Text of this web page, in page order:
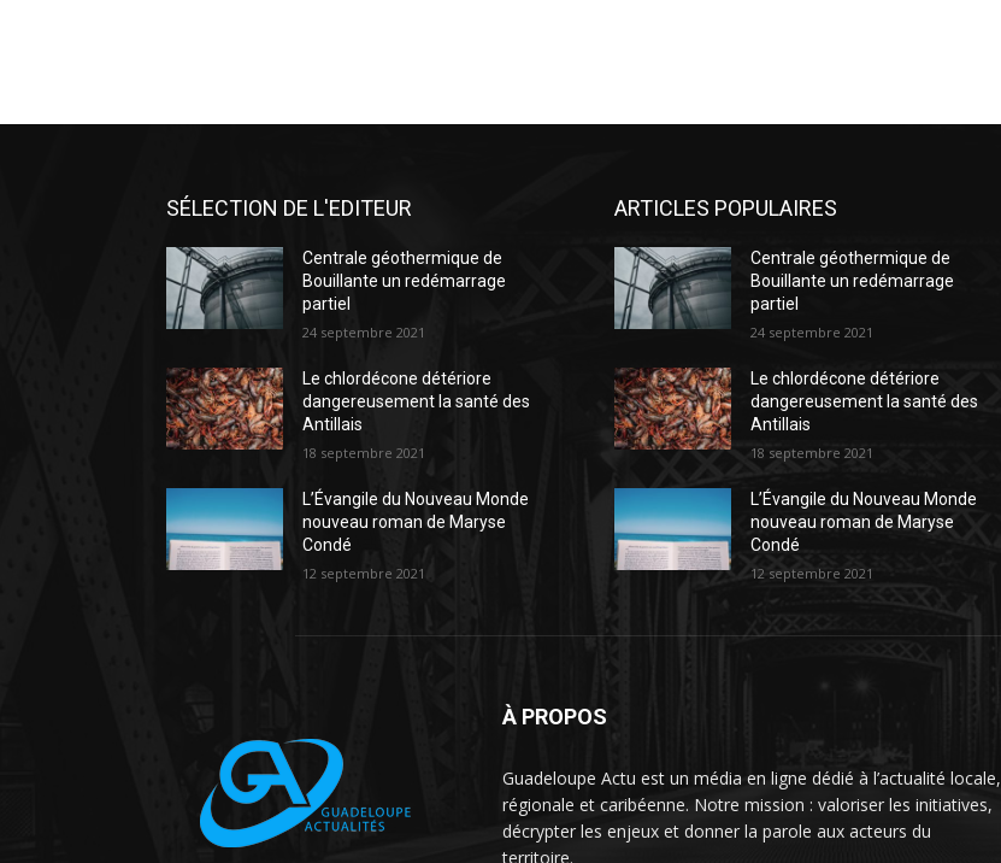
SÉLECTION DE L'EDITEUR
Centrale géothermique de
Bouillante un redémarrage
partiel
24 septembre 2021
Le chlordécone détériore
dangereusement la santé des
Antillais
18 septembre 2021
L’Évangile du Nouveau Monde
nouveau roman de Maryse
Condé
12 septembre 2021
ARTICLES POPULAIRES
Centrale géothermique de
Bouillante un redémarrage
partiel
24 septembre 2021
Le chlordécone détériore
dangereusement la santé des
Antillais
18 septembre 2021
L’Évangile du Nouveau Monde
nouveau roman de Maryse
Condé
12 septembre 2021
À PROPOS
Guadeloupe Actu est un média en ligne dédié à l’actualité locale,
régionale et caribéenne. Notre mission : valoriser les initiatives,
décrypter les enjeux et donner la parole aux acteurs du
territoire.